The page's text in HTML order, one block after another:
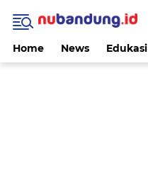
Home News Edukasi